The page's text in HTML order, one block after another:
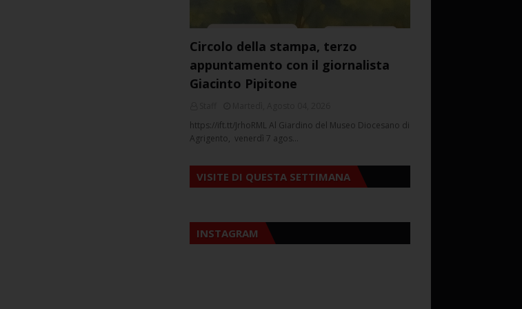
Circolo della stampa, terzo
appuntamento con il giornalista
Giacinto Pipitone
https://ift.tt/JrhoRML Al Giardino del Museo Diocesano di
Agrigento, venerdì 7 agos…
VISITE DI QUESTA SETTIMANA
INSTAGRAM